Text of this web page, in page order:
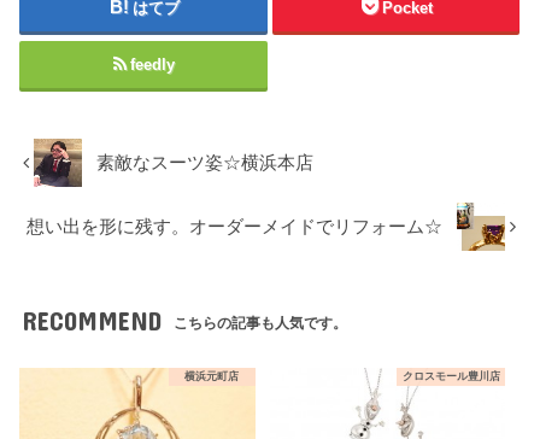
はてブ Pocket
feedly
素敵なスーツ姿☆横浜本店
想い出を形に残す。オーダーメイドでリフォーム☆
RECOMMEND こちらの記事も人気です。
横浜元町店 クロスモール豊川店